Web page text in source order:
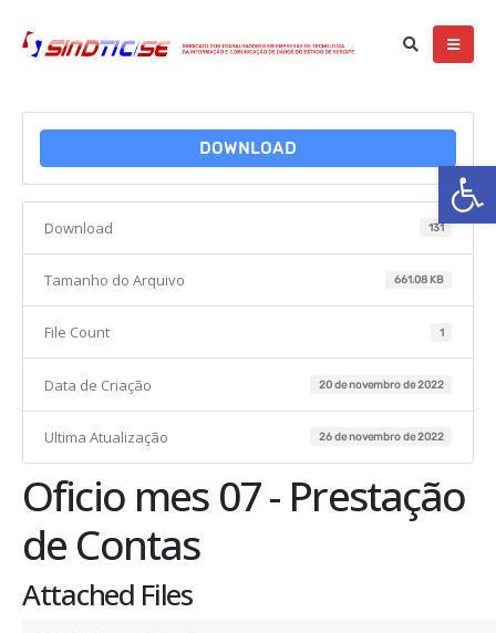
DOWNLOAD
Download 131
Tamanho do Arquivo 661.08 KB
File Count 1
Data de Criação 20 de novembro de 2022
Ultima Atualização 26 de novembro de 2022
Oficio mes 07 - Prestação
de Contas
Attached Files